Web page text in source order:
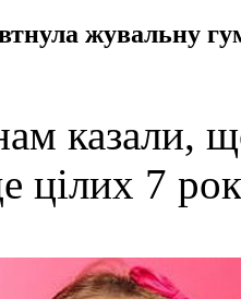
жувальну
казали,
цілих 7